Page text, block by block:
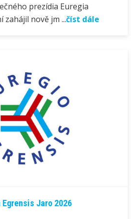
prezídia Euregia
zahájil nově jm ...číst dále
Jaro 2026